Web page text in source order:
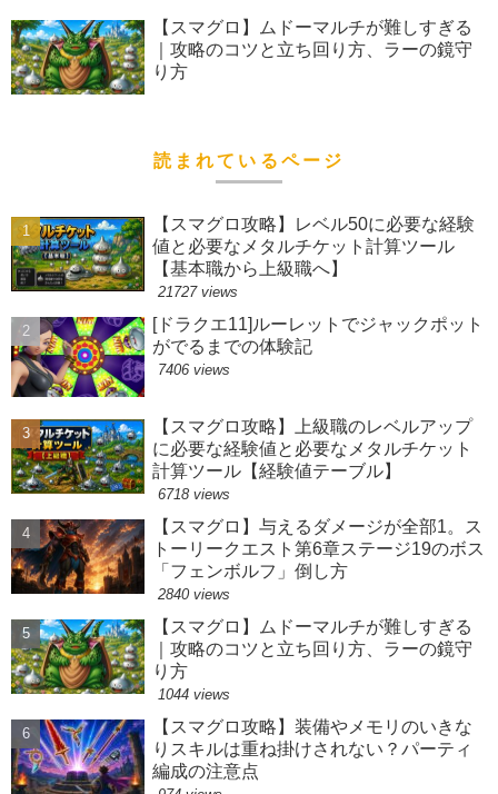
【スマグロ】ムドーマルチが難しすぎる
｜攻略のコツと立ち回り方、ラーの鏡守
り方
読まれているページ
【スマグロ攻略】レベル50に必要な経験
値と必要なメタルチケット計算ツール
【基本職から上級職へ】
21727 views
[ドラクエ11]ルーレットでジャックポット
がでるまでの体験記
7406 views
【スマグロ攻略】上級職のレベルアップ
に必要な経験値と必要なメタルチケット
計算ツール【経験値テーブル】
6718 views
【スマグロ】与えるダメージが全部1。ス
トーリークエスト第6章ステージ19のボス
「フェンボルフ」倒し方
2840 views
【スマグロ】ムドーマルチが難しすぎる
｜攻略のコツと立ち回り方、ラーの鏡守
り方
1044 views
【スマグロ攻略】装備やメモリのいきな
りスキルは重ね掛けされない？パーティ
編成の注意点